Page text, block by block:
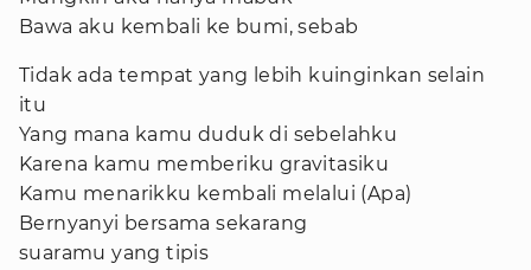
Bawa aku kembali ke bumi, sebab
Tidak ada tempat yang lebih kuinginkan selain
itu
Yang mana kamu duduk di sebelahku
Karena kamu memberiku gravitasiku
Kamu menarikku kembali melalui (Apa)
Bernyanyi bersama sekarang
suaramu yang tipis